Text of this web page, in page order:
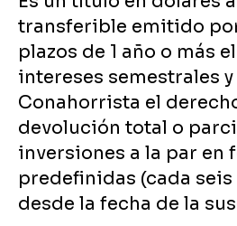
transferible emitido
plazos de 1 año o más
intereses semestrales
Conahorrista el
devolución total o
inversiones a la par en
predefinidas (cada
desde la fecha de la